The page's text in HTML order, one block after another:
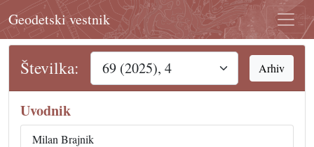
Geodetski vestnik
Številka: Arhiv
Uvodnik
Milan Brajnik